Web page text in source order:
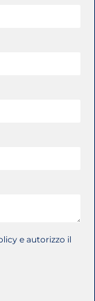
e autorizzo il